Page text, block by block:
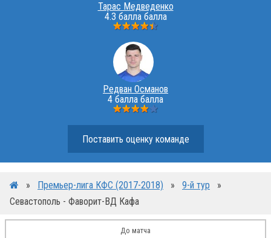
Тарас Медведенко
4.3 балла балла
Редван Османов
4 балла балла
Поставить оценку команде
» Премьер-лига КФС (2017-2018) » 9-й тур
»
Севастополь - Фаворит-ВД Кафа
До матча